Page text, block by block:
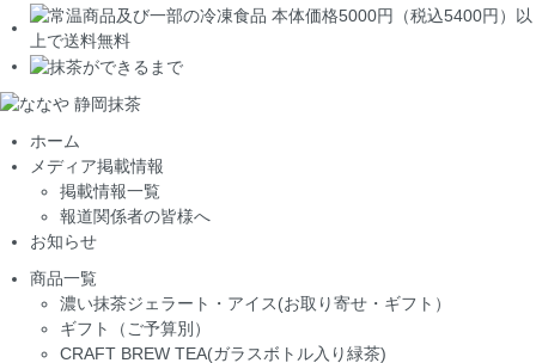
ホーム
メディア掲載情報
掲載情報一覧
報道関係者の皆様へ
お知らせ
商品一覧
濃い抹茶ジェラート・アイス(お取り寄せ・ギフト）
ギフト（ご予算別）
CRAFT BREW TEA(ガラスボトル入り緑茶)